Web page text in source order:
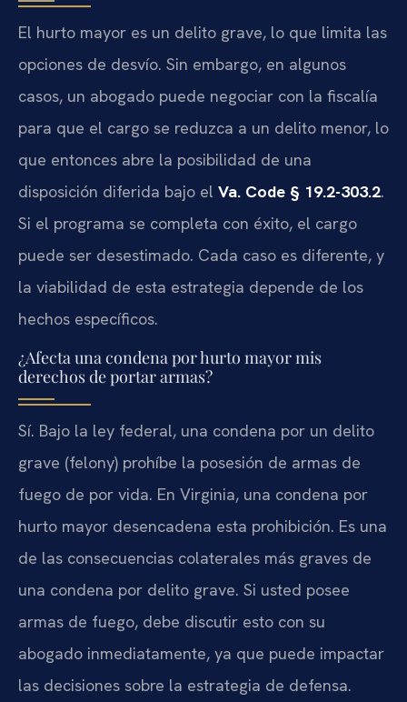
El hurto mayor es un delito grave, lo que limita las
opciones de desvío. Sin embargo, en algunos
casos, un abogado puede negociar con la fiscalía
para que el cargo se reduzca a un delito menor, lo
que entonces abre la posibilidad de una
disposición diferida bajo el Va. Code § 19.2-303.2.
Si el programa se completa con éxito, el cargo
puede ser desestimado. Cada caso es diferente, y
la viabilidad de esta estrategia depende de los
hechos específicos.
¿Afecta una condena por hurto mayor mis
derechos de portar armas?
Sí. Bajo la ley federal, una condena por un delito
grave (felony) prohíbe la posesión de armas de
fuego de por vida. En Virginia, una condena por
hurto mayor desencadena esta prohibición. Es una
de las consecuencias colaterales más graves de
una condena por delito grave. Si usted posee
armas de fuego, debe discutir esto con su
abogado inmediatamente, ya que puede impactar
las decisiones sobre la estrategia de defensa.